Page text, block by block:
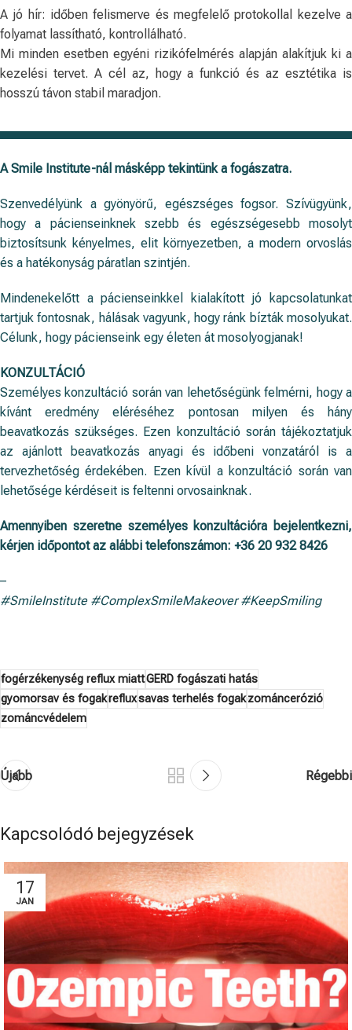
A jó hír: időben felismerve és megfelelő protokollal kezelve a
folyamat lassítható, kontrollálható.
Mi minden esetben egyéni rizikófelmérés alapján alakítjuk ki a
kezelési tervet. A cél az, hogy a funkció és az esztétika is
hosszú távon stabil maradjon.
A Smile Institute-nál másképp tekintünk a fogászatra.
Szenvedélyünk a gyönyörű, egészséges fogsor. Szívügyünk,
hogy a pácienseinknek szebb és egészségesebb mosolyt
biztosítsunk kényelmes, elit környezetben, a modern orvoslás
és a hatékonyság páratlan szintjén.
Mindenekelőtt a pácienseinkkel kialakított jó kapcsolatunkat
tartjuk fontosnak, hálásak vagyunk, hogy ránk bízták mosolyukat.
Célunk, hogy pácienseink egy életen át mosolyogjanak!
KONZULTÁCIÓ
Személyes konzultáció során van lehetőségünk felmérni, hogy a
kívánt eredmény eléréséhez pontosan milyen és hány
beavatkozás szükséges. Ezen konzultáció során tájékoztatjuk
az ajánlott beavatkozás anyagi és időbeni vonzatáról is a
tervezhetőség érdekében. Ezen kívül a konzultáció során van
lehetősége kérdéseit is feltenni orvosainknak.
Amennyiben szeretne személyes konzultációra bejelentkezni,
kérjen időpontot az alábbi telefonszámon: +36 20 932 8426
–
#SmileInstitute #ComplexSmileMakeover #KeepSmiling
fogérzékenység reflux miattGERD fogászati hatás
gyomorsav és fogakrefluxsavas terhelés fogakzománcerózió
zománcvédelem
Újabb Régebbi
Kapcsolódó bejegyzések
17
JAN